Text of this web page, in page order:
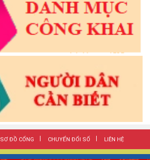
SƠ ĐỒ CỔNG CHUYỂN ĐỔI SỐ LIÊN HỆ